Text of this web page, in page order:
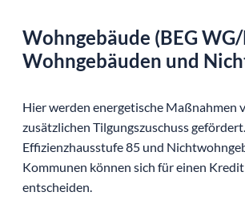
Wohngebäude (BEG
Wohngebäuden und
Hier werden energetische Maßnahmen
zusätzlichen Tilgungszuschuss
Effizienzhausstufe 85 und
Kommunen können sich für einen
entscheiden.